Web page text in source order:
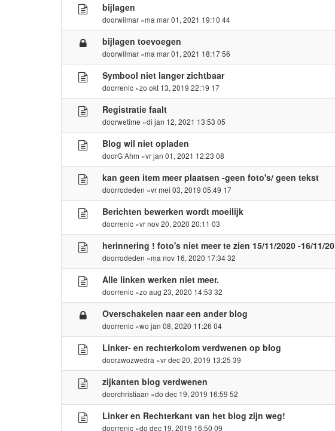
bijlagen
doorwilmar »ma mar 01, 2021 19:10 44
bijlagen toevoegen
doorwilmar »ma mar 01, 2021 18:17 56
Symbool niet langer zichtbaar
doorrenic »zo okt 13, 2019 22:19 17
Registratie faalt
doorwetime »di jan 12, 2021 13:53 05
Blog wil niet opladen
doorG Ahm »vr jan 01, 2021 12:23 08
kan geen item meer plaatsen -geen foto's/ geen tekst
doorrodeden »vr mei 03, 2019 05:49 17
Berichten bewerken wordt moeilijk
doorrenic »vr nov 20, 2020 20:11 03
herinnering ! foto's niet meer te zien 15/11/2020 -16/11/20
doorrodeden »ma nov 16, 2020 17:34 32
Alle linken werken niet meer.
doorrenic »zo aug 23, 2020 14:53 32
Overschakelen naar een ander blog
doorrenic »wo jan 08, 2020 11:26 04
Linker- en rechterkolom verdwenen op blog
doorzwozwedra »vr dec 20, 2019 13:25 39
zijkanten blog verdwenen
doorchristiaan »do dec 19, 2019 16:59 52
Linker en Rechterkant van het blog zijn weg!
doorrenic »do dec 19, 2019 16:50 09